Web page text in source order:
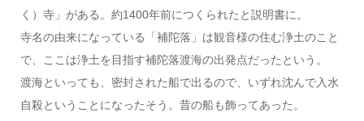
く）寺」がある。約1400年前につくられたと説明書に。
寺名の由来になっている「補陀落」は観音様の住む浄土のこと
で、ここは浄土を目指す補陀落渡海の出発点だったという。
渡海といっても、密封された船で出るので、いずれ沈んで入水
自殺ということになったそう。昔の船も飾ってあった。